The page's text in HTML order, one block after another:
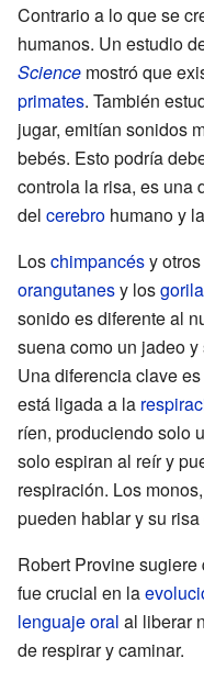
Contrario a lo que se
humanos. Un estudio
Science mostró que
primates. También
jugar, emitían sonidos
bebés. Esto podría
controla la risa, es una
del cerebro humano y
Loschimpancésy
orangutanesy los
sonido es diferente al
suena como un jadeo
Una diferencia clave
está ligada a la
ríen, produciendo solo
solo espiran al reír y
respiración. Los
pueden hablar y su
Robert Provine
fue crucial en la
lenguaje oral al liberar
de respirar y caminar.